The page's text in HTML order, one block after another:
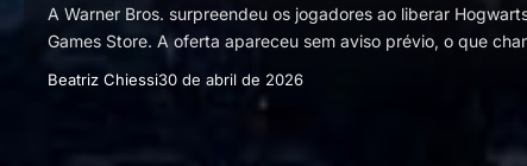
A Warner Bros. surpreendeu os jogadores ao liberar
Games Store. A oferta apareceu sem aviso prévio, o que
Beatriz Chiessi30 de abril de 2026